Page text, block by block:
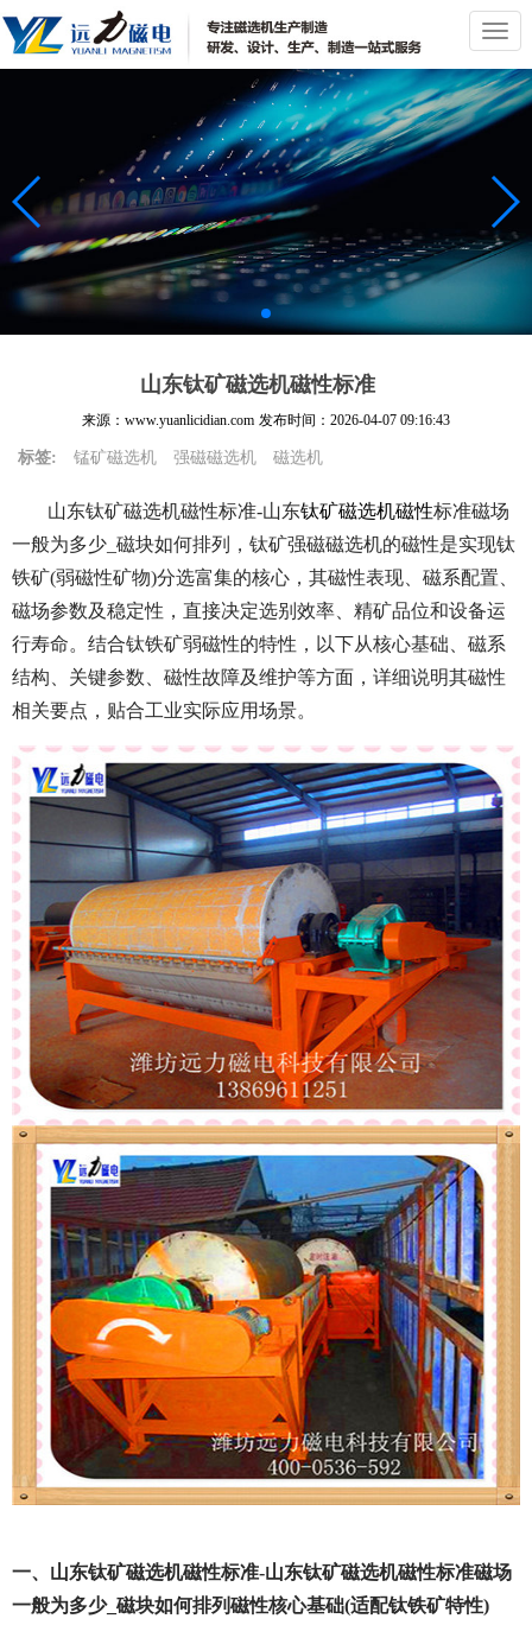
切
换
导
航
山东钛矿磁选机磁性标准
来源：www.yuanlicidian.com 发布时间： 2026-04-07 09:16:43
标签: 锰矿磁选机 强磁磁选机 磁选机
山东钛矿磁选机磁性标准-山东钛矿磁选机磁性标准磁场
一般为多少_磁块如何排列，钛矿强磁磁选机的磁性是实现钛
铁矿(弱磁性矿物)分选富集的核心，其磁性表现、磁系配置、
磁场参数及稳定性，直接决定选别效率、精矿品位和设备运
行寿命。结合钛铁矿弱磁性的特性，以下从核心基础、磁系
结构、关键参数、磁性故障及维护等方面，详细说明其磁性
相关要点，贴合工业实际应用场景。
一、山东钛矿磁选机磁性标准-山东钛矿磁选机磁性标准磁场
一般为多少_磁块如何排列磁性核心基础(适配钛铁矿特性)